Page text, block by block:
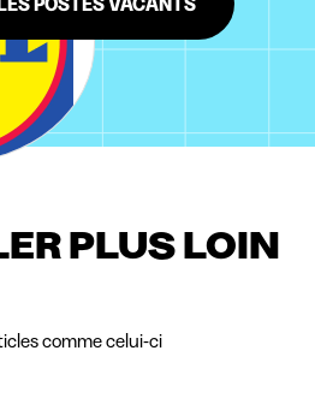
PLUS LOIN
comme celui-ci